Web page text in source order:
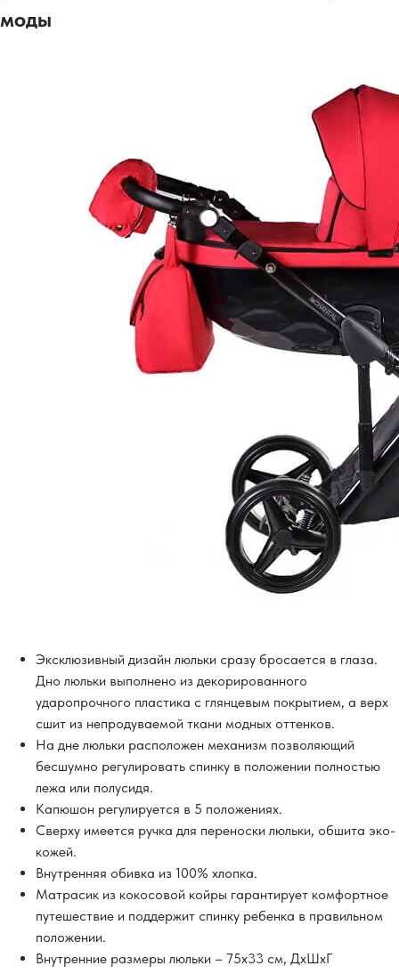
моды
Эксклюзивный дизайн люльки сразу бросается в глаза.
Дно люльки выполнено из декорированного
ударопрочного пластика с глянцевым покрытием, а верх
сшит из непродуваемой ткани модных оттенков.
На дне люльки расположен механизм позволяющий
бесшумно регулировать спинку в положении полностью
лежа или полусидя.
Капюшон регулируется в 5 положениях.
Сверху имеется ручка для переноски люльки, обшита эко-
кожей.
Внутренняя обивка из 100% хлопка.
Матрасик из кокосовой койры гарантирует комфортное
путешествие и поддержит спинку ребенка в правильном
положении.
Внутренние размеры люльки – 75х33 см, ДхШхГ